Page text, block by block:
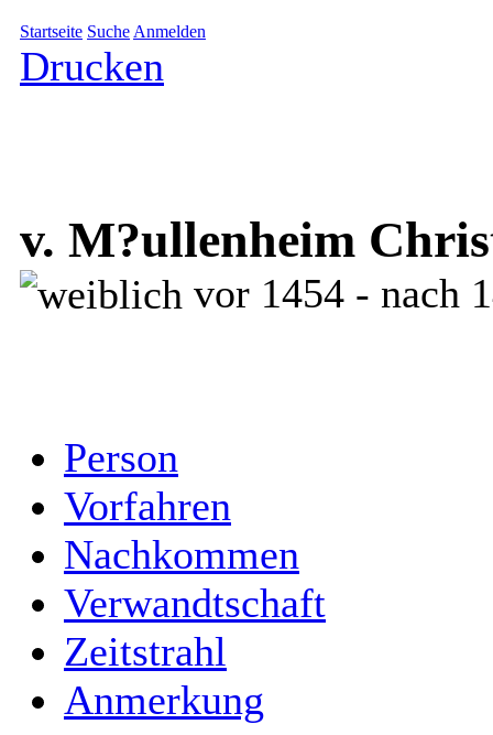
Startseite Suche Anmelden
Drucken
v. M?ullenheim
vor 1454 - nach
Person
Vorfahren
Nachkommen
Verwandtschaft
Zeitstrahl
Anmerkung